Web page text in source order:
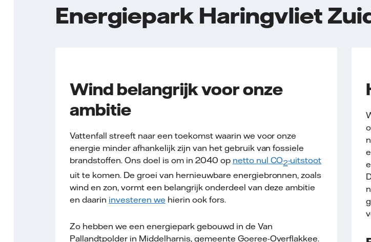
Energiepark Haringvliet
Wind belangrijk voor onze
ambitie
Vattenfall streeft naar een toekomst waarin we voor onze
energie minder afhankelijk zijn van het gebruik van fossiele
brandstoffen. Ons doel is om in 2040 op netto nul CO2-uitstoot
uit te komen. De groei van hernieuwbare energie­bronnen, zoals
wind en zon, vormt een belangrijk onderdeel van deze ambitie
en daarin investeren we hierin ook fors.
Zo hebben we een energiepark gebouwd in de Van
Pallandtpolder in Middelharnis, gemeente Goeree-Overflakkee.